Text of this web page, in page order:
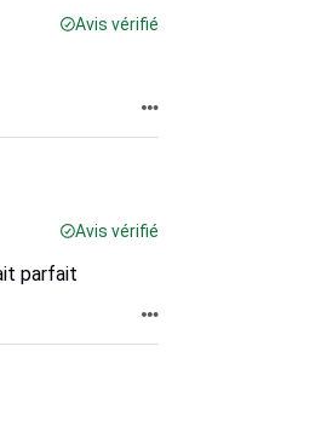
Avis vérifié
Avis vérifié
parfait